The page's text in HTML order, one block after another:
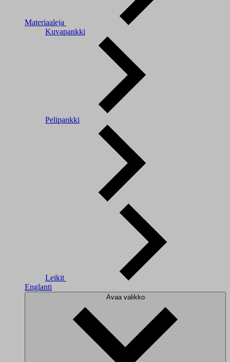
Materiaaleja
Kuvapankki
Pelipankki
Leikit
Englanti
Avaa valikko